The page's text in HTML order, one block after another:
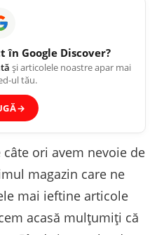
Google Discover?
și articolele noastre apar mai
ul tău.
→
ori avem nevoie de
magazin care ne
mai ieftine articole
acasă mulțumiți că